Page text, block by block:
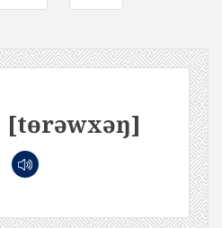
[tɵrəwxəŋ]